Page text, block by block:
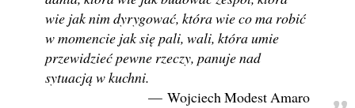
wie jak nim dyrygować, która wie co ma robić
w momencie jak się pali, wali, która umie
przewidzieć pewne rzeczy, panuje nad
sytuacją w kuchni.
Wojciech Modest Amaro